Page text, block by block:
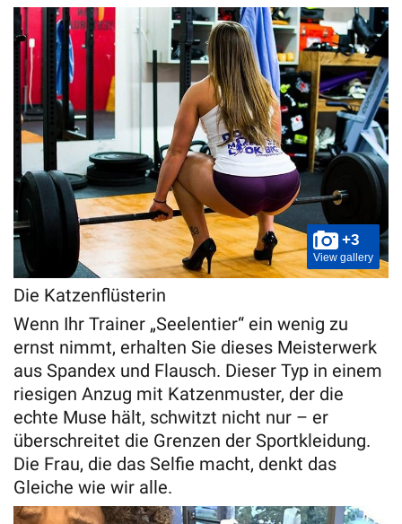
+3
View gallery
Die Katzenflüsterin
Wenn Ihr Trainer „Seelentier“ ein wenig zu
ernst nimmt, erhalten Sie dieses Meisterwerk
aus Spandex und Flausch. Dieser Typ in einem
riesigen Anzug mit Katzenmuster, der die
echte Muse hält, schwitzt nicht nur – er
überschreitet die Grenzen der Sportkleidung.
Die Frau, die das Selfie macht, denkt das
Gleiche wie wir alle.